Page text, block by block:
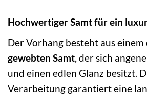
Hochwertiger Samt für ein
Der Vorhang besteht aus einem
gewebten Samt , der sich
und einen edlen Glanz besitzt.
Verarbeitung garantiert eine